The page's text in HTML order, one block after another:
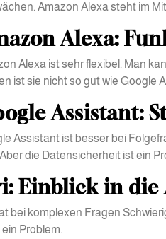
Amazon Alexa steht im
Alexa:
Alexa ist sehr flexibel. Man
ist sie nicht so gut wie Google
Assistant:
Assistant ist besser bei
Aber die Datensicherheit ist ein
Einblick in die
bei komplexen Fragen
Problem.